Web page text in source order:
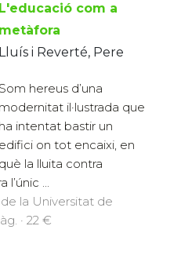
L'educació com a
metàfora
Lluís i Reverté, Pere
Som hereus d’una
modernitat il·lustrada que
ha intentat bastir un
edifici on tot encaixi, en
què la lluita contra
l’únic ...
la Universitat de
· 22 €